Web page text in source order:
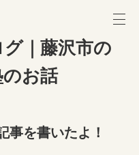
グ｜藤沢市の
お話
事を書いたよ！